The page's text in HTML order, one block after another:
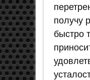
получу
быстро